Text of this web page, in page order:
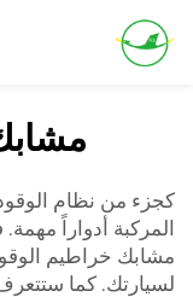
كجزء من نظام
المركبة أدواراً
مشابك خراطيم
لسيارتك. كما